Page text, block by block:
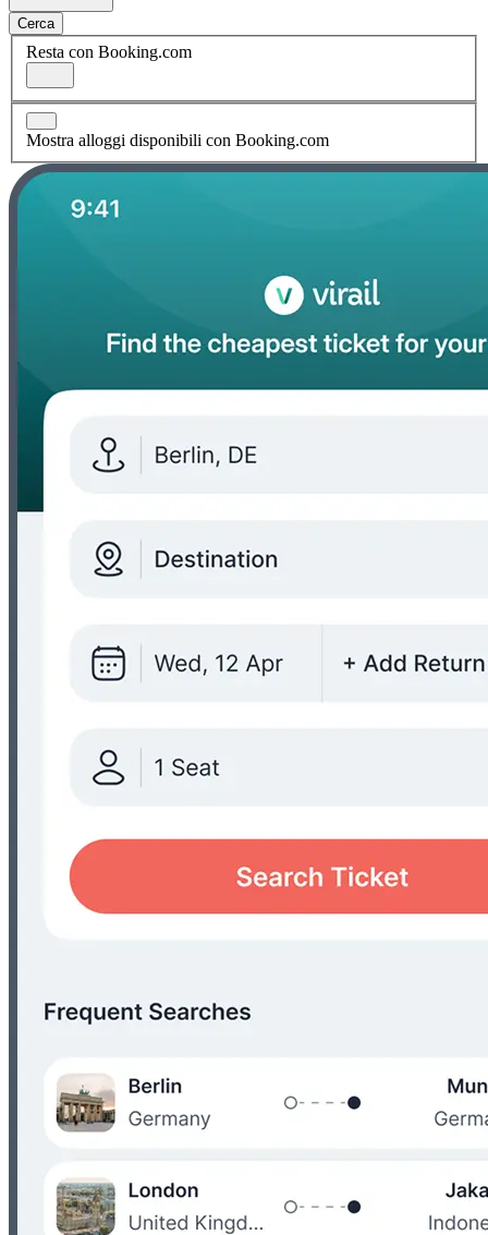
Cerca
Resta con Booking.com
Mostra alloggi disponibili con Booking.com